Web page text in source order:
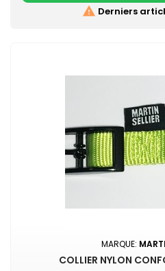
 Derniers
MARQUE:
COLLIER NYLON